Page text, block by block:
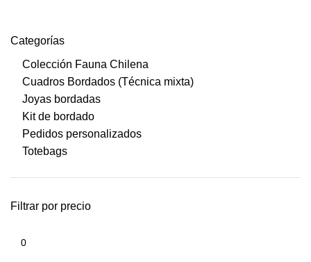
Categorías
Colección Fauna Chilena
Cuadros Bordados (Técnica mixta)
Joyas bordadas
Kit de bordado
Pedidos personalizados
Totebags
Filtrar por precio